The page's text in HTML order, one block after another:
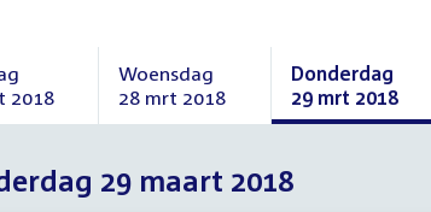
2018
Woensdag
28 mrt 2018
Woensdag
maart
2018
Donderdag
29 mrt 2018
Donderdag
maart
2018
29 maart 2018